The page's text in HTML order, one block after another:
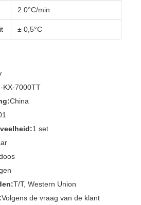
2.0°C/min
± 0,5°C
KX-7000TT
China
1 set
T/T, Western Union
Volgens de vraag van de klant